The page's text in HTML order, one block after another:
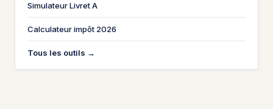
Simulateur Livret A
Calculateur impôt 2026
Tous les outils →